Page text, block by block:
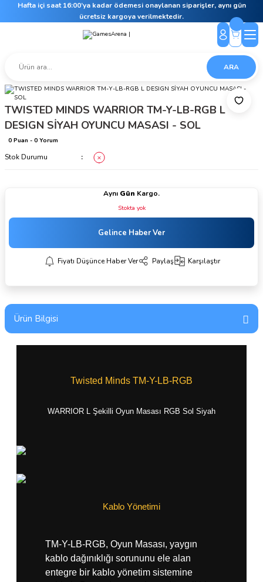
Hafta içi saat 16:00’ya kadar ödemesi onaylanan siparişler, aynı gün
ücretsiz kargoya verilmektedir.
ARA
TWISTED MINDS WARRIOR TM-Y-LB-RGB L
DESIGN SİYAH OYUNCU MASASI - SOL
0 Puan - 0 Yorum
Stok Durumu
Aynı Gün Kargo.
Stokta yok
Gelince Haber Ver
Fiyatı Düşünce Haber Ver Paylaş Karşılaştır
Ürün Bilgisi
Twisted Minds TM-Y-LB-RGB
WARRIOR L Şekilli Oyun Masası RGB Sol Siyah
Kablo Yönetimi
TM-Y-LB-RGB, Oyun Masası, yaygın
kablo dağınıklığı sorununu ele alan
entegre bir kablo yönetim sistemine